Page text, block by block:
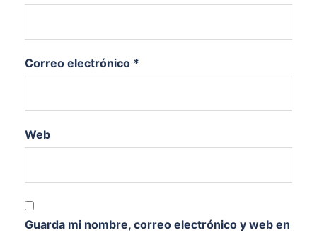
Correo electrónico *
Web
Guarda mi nombre, correo electrónico y web en